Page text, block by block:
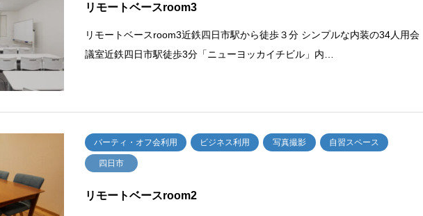
リモートベースroom3
リモートベースroom3近鉄四日市駅から徒歩３分 シンプルな内装の34人用会
議室近鉄四日市駅徒歩3分「ニューヨッカイチビル」内…
パーティ・オフ会利用 ビジネス利用 写真撮影 自習スペース
四日市
リモートベースroom2